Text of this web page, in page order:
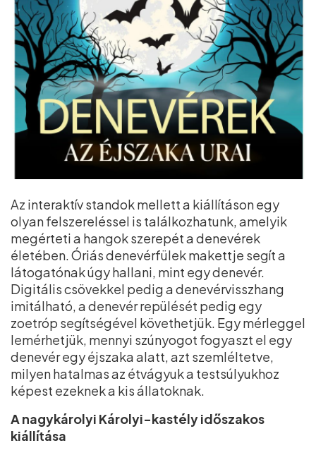
Az interaktív standok mellett a kiállításon egy
olyan felszereléssel is találkozhatunk, amelyik
megérteti a hangok szerepét a denevérek
életében. Óriás denevérfülek makettje segít a
látogatónak úgy hallani, mint egy denevér.
Digitális csövekkel pedig a denevérvisszhang
imitálható, a denevér repülését pedig egy
zoetróp segítségével követhetjük. Egy mérleggel
lemérhetjük, mennyi szúnyogot fogyaszt el egy
denevér egy éjszaka alatt, azt szemléltetve,
milyen hatalmas az étvágyuk a testsúlyukhoz
képest ezeknek a kis állatoknak.
A nagykárolyi Károlyi-kastély időszakos
kiállítása